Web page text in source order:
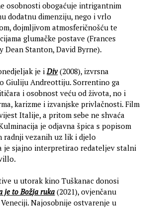
osobnosti obogaćuje intrigantnim
dodatnu dimenziju, nego i vrlo
dojmljivom atmosferičnošću te
glumačke postave (Frances
Dean Stanton, David Byrne).
je iDiv(2008), izvrsna
Giuliju Andreottiju. Sorrentino ga
i osobnost veću od života, no i
karizme i izvanjske privlačnosti. Film
Italije, a pritom sebe ne shvaća
je odjavna špica s popisom
radnji vezanih uz lik i djelo
je sjajno interpretirao redateljev stalni
u utorak kino Tuškanac donosi
je to Božja ruka (2021), ovjenčanu
Najosobnije ostvarenje u